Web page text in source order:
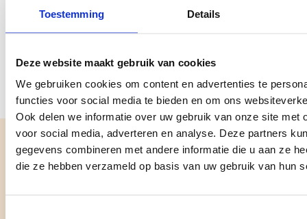
Toestemming Details
Deze website maakt gebruik van cookies
We gebruiken cookies om content en advertenties te
functies voor social media te bieden en om ons
Ook delen we informatie over uw gebruik van onze site met
voor social media, adverteren en analyse. Deze partners
gegevens combineren met andere informatie die u aan ze
die ze hebben verzameld op basis van uw gebruik van hun
Veelgesteldevragen